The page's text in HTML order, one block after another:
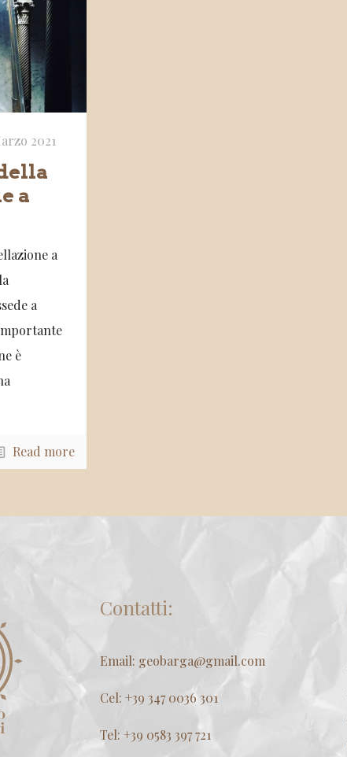
2021
a
a
a
è
Read more
Contatti:
Email: geobarga@gmail.com
Cel: +39 347 0036 301
Tel: +39 0583 397 721